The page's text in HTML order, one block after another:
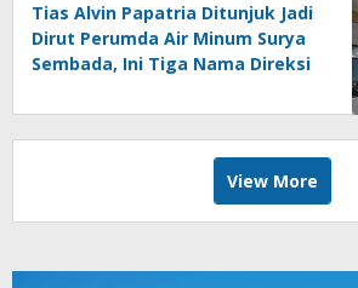
Tias Alvin Papatria Ditunjuk Jadi
Dirut Perumda Air Minum Surya
Sembada, Ini Tiga Nama Direksi
View More